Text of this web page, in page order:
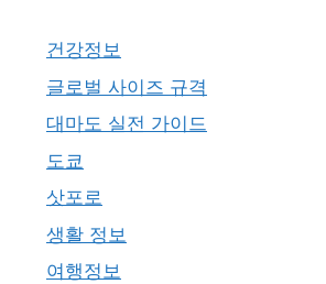
건강정보
글로벌 사이즈 규격
대마도 실전 가이드
도쿄
삿포로
생활 정보
여행정보